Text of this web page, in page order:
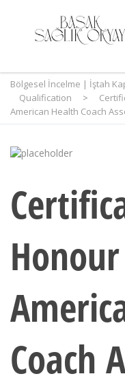
Bölgesel İncelme | İştah
Qualification
>
American Health Coach
Coach